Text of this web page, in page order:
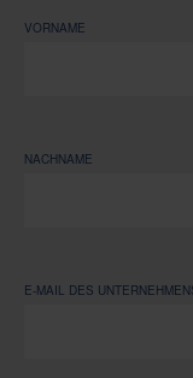
VORNAME
NACHNAME
E-MAIL DES